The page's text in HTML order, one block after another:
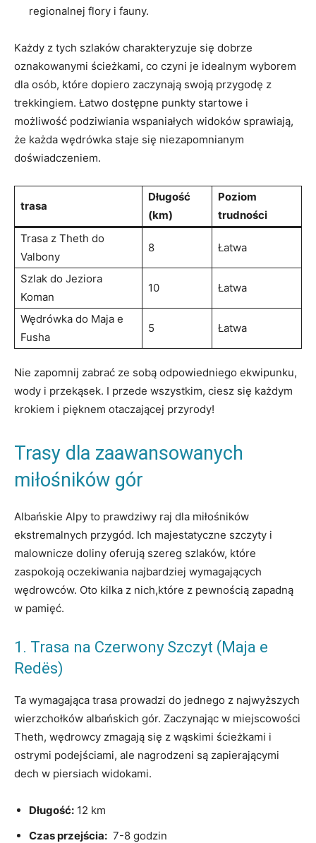
⁣regionalnej flory i fauny.
Każdy z tych szlaków charakteryzuje się dobrze
oznakowanymi ścieżkami,‌ co czyni⁢ je idealnym wyborem
‌dla osób,‍ które⁣ dopiero zaczynają ‍swoją‍ przygodę​ z
trekkingiem. ⁢Łatwo ‌dostępne punkty startowe i
⁤możliwość⁣ podziwiania wspaniałych widoków sprawiają,
że każda wędrówka staje się ⁤niezapomnianym
doświadczeniem.
trasa
Długość
⁤(km)
Poziom
trudności
Trasa z Theth do
⁣Valbony
8 Łatwa
Szlak do Jeziora
Koman
10 Łatwa
Wędrówka do Maja e
Fusha
5 Łatwa
Nie zapomnij zabrać ze sobą odpowiedniego‌ ekwipunku,
wody i ‍przekąsek. I przede wszystkim, ciesz⁣ się​ każdym⁤
krokiem i ‍pięknem otaczającej przyrody!
Trasy‌ dla zaawansowanych
miłośników gór
Albańskie ⁢Alpy to ⁢prawdziwy raj ⁤dla ‍miłośników
ekstremalnych przygód. Ich majestatyczne szczyty i
malownicze doliny oferują szereg szlaków, które
zaspokoją⁢ oczekiwania najbardziej wymagających
wędrowców. Oto kilka‍ z nich,które z pewnością zapadną
w pamięć.
1. Trasa na Czerwony Szczyt (Maja e
Redës)
Ta ​wymagająca ​trasa prowadzi do jednego​ z⁣ najwyższych⁣
wierzchołków albańskich gór. Zaczynając w⁤ miejscowości
Theth, wędrowcy zmagają się z wąskimi⁣ ścieżkami i
ostrymi podejściami, ale nagrodzeni są zapierającymi
dech​ w⁣ piersiach ⁢widokami.
Długość: 12 km
Czas przejścia: ⁣ 7-8 godzin